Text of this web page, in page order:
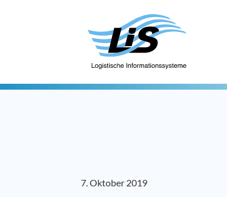
7. Oktober 2019